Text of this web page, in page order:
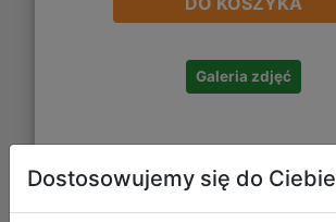
Galeria zdjęć
Dostosowujemy się do Ciebie